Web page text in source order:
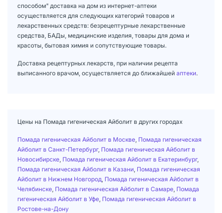
способом" доставка на дом из интернет-аптеки
осуществляется для следующих категорий товаров и
лекарственных средств: безрецептурные лекарственные
средства, БАДы, медицинские изделия, товары для дома и
красоты, бытовая химия и сопутствующие товары.
Доставка рецептурных лекарств, при наличии рецепта
выписанного врачом, осуществляется до ближайшей аптеки.
Цены на Помада гигеническая Айболит в других городах
Помада гигеническая Айболит в Москве Помада гигеническая
Айболит в Санкт-Петербург, Помада гигеническая Айболит в
Новосибирске Помада гигеническая Айболит в Екатеринбург,
Помада гигеническая Айболит в Казани Помада гигеническая
Айболит в Нижнем Новгород Помада гигеническая Айболит в
Челябинске Помада гигеническая Айболит в Самаре Помада
гигеническая Айболит в Уфе Помада гигеническая Айболит в
Ростове-на-Дону